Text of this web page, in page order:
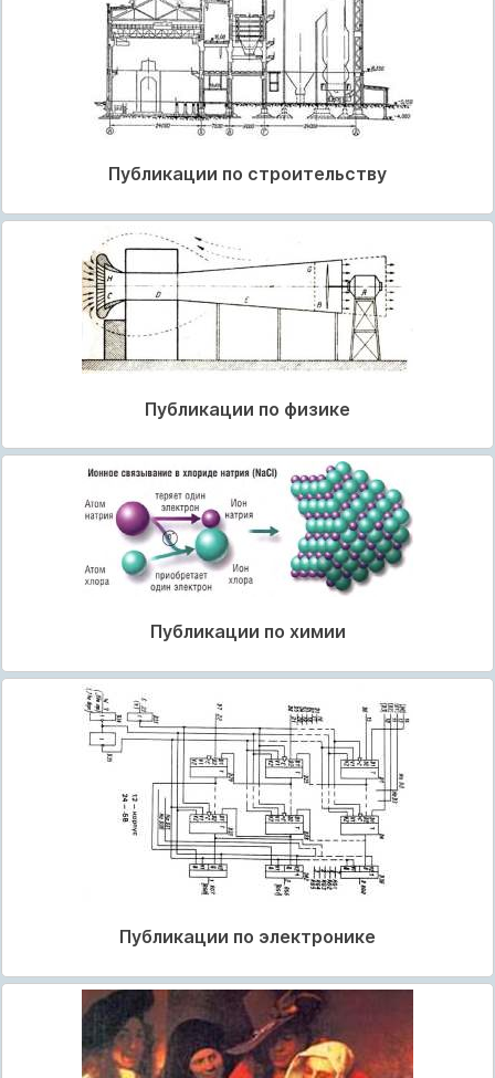
Публикации по строительству
Публикации по физике
Публикации по химии
Публикации по электронике